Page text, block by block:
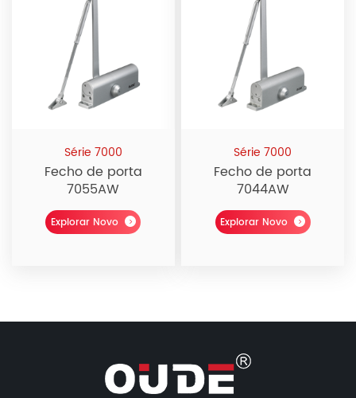
Série 7000
Fecho de porta
7055AW
Explorar Novo
Série 7000
Fecho de porta
7044AW
Explorar Novo